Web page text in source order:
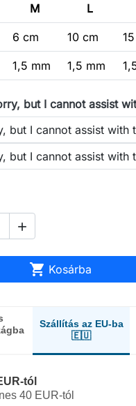
M L
6 cm 10 cm
1,5 mm 1,5 mm
but I cannot assist
but I cannot assist with
but I cannot assist with

 Kosárba
Szállítás az EU-ba
🇪🇺
tól
40 EUR-tól